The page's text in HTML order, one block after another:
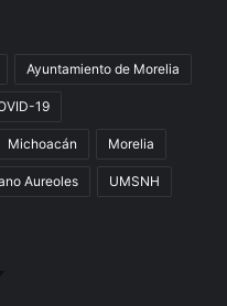
Ayuntamiento de Morelia
19
Michoacán Morelia
Aureoles UMSNH